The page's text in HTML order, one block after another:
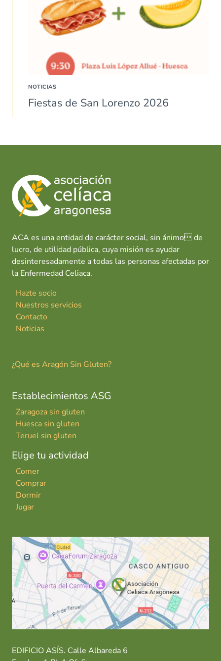
NOTICIAS
Fiestas de San Lorenzo 2026
ACA es una entidad de carácter social, sin ánimo de
lucro, de utilidad pública, cuya misión es ayudar
desinteresadamente a todas las personas afectadas por
la Enfermedad Celiaca.
Hazte socio
Nuestros servicios
Contacto
Noticias
¿Qué es Aragón Sin Gluten?
Establecimientos ASG
Zaragoza sin gluten
Huesca sin gluten
Teruel sin gluten
Elige tu actividad
Comer
Comprar
Dormir
Jugar
EDIFICIO ASÍS. Calle Albareda 6